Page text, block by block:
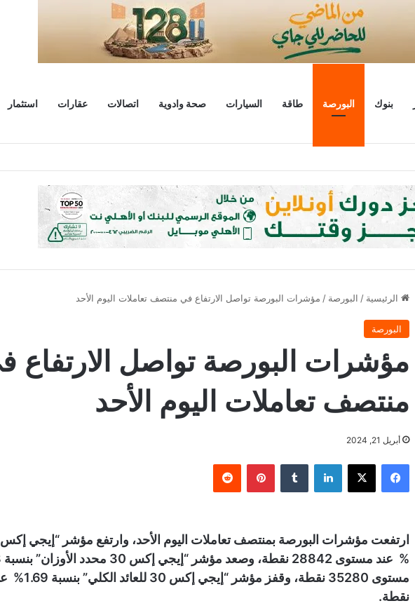
بنوك البورصة طاقة السيارات صحة وادوية اتصالات عقارات استثمار
الرئيسية / البورصة / مؤشرات البورصة تواصل الارتفاع في منتصف تعاملات اليوم الأحد
البورصة
مؤشرات البورصة تواصل الارتفاع
منتصف تعاملات اليوم الأحد
أبريل 21, 2024
فيسبوك لينكدإن بينتيريست
نقطة.